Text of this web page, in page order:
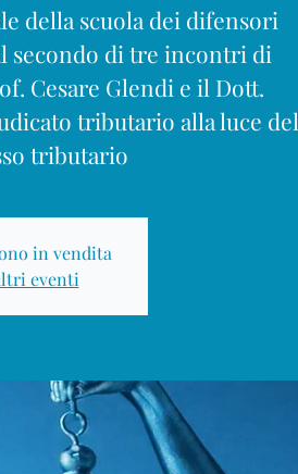
della scuola dei difensori
secondo di tre incontri di
Cesare Glendi e il Dott.
tributario alla luce del
tributario
in vendita
eventi